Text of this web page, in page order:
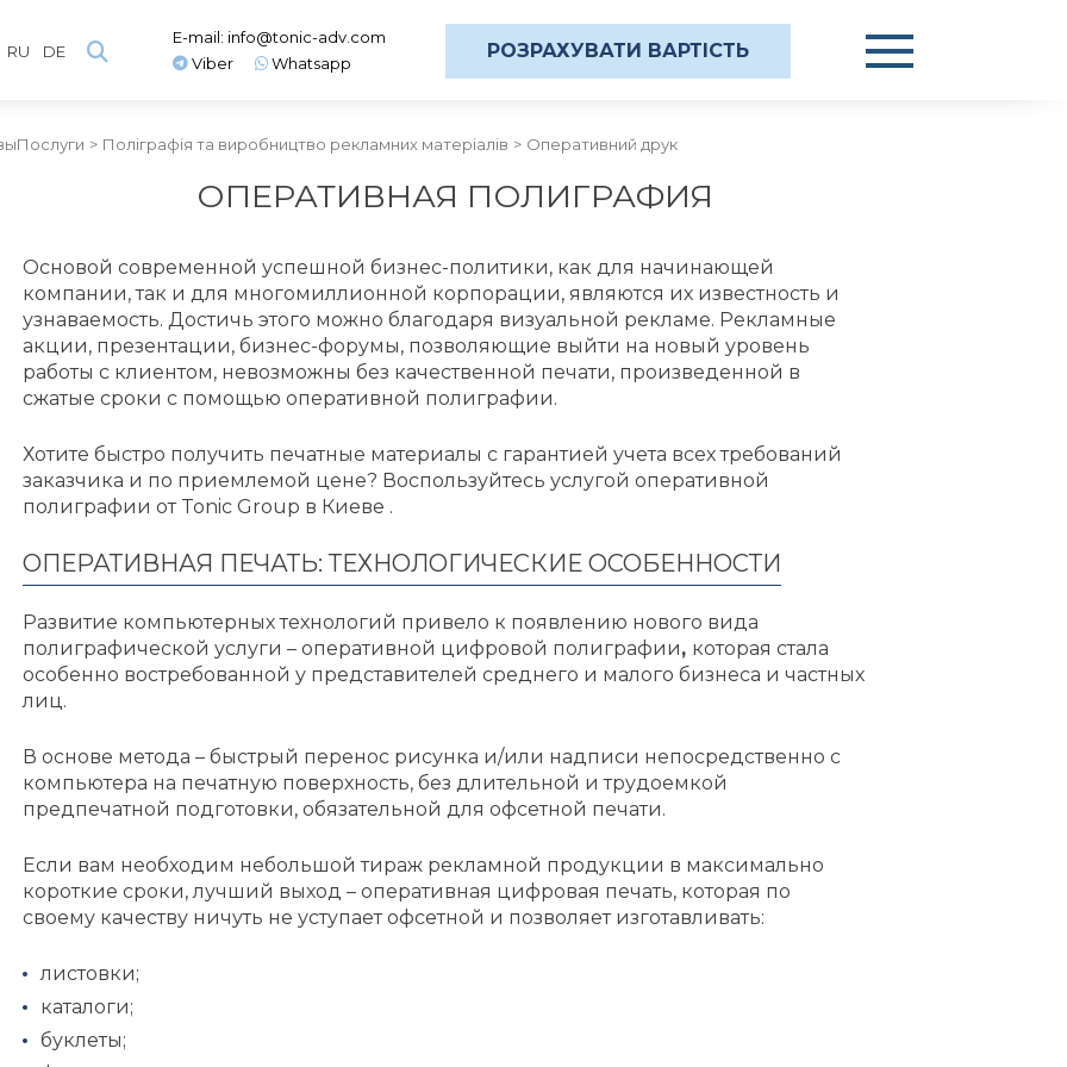
RU DE
E-mail: info@tonic-adv.com
Viber
Whatsapp
РОЗРАХУВАТИ ВАРТІСТЬ
Послуги Поліграфія та виробництво рекламних матеріалів Оперативний друк
ОПЕРАТИВНАЯ ПОЛИГРАФИЯ
Основой современной успешной бизнес-политики, как для начинающей
компании, так и для многомиллионной корпорации, являются их известность и
узнаваемость. Достичь этого можно благодаря визуальной рекламе. Рекламные
акции, презентации, бизнес-форумы, позволяющие выйти на новый уровень
работы с клиентом, невозможны без качественной печати, произведенной в
сжатые сроки с помощью оперативной полиграфии.
Хотите быстро получить печатные материалы с гарантией учета всех требований
заказчика и по приемлемой цене? Воспользуйтесь услугой оперативной
полиграфии от Tonic Group в Киеве .
ОПЕРАТИВНАЯ ПЕЧАТЬ: ТЕХНОЛОГИЧЕСКИЕ ОСОБЕННОСТИ
Развитие компьютерных технологий привело к появлению нового вида
полиграфической услуги – оперативной цифровой полиграфии, которая стала
особенно востребованной у представителей среднего и малого бизнеса и частных
лиц.
В основе метода – быстрый перенос рисунка и/или надписи непосредственно с
компьютера на печатную поверхность, без длительной и трудоемкой
предпечатной подготовки, обязательной для офсетной печати.
Если вам необходим небольшой тираж рекламной продукции в максимально
короткие сроки, лучший выход – оперативная цифровая печать, которая по
своему качеству ничуть не уступает офсетной и позволяет изготавливать:
листовки;
каталоги;
буклеты;